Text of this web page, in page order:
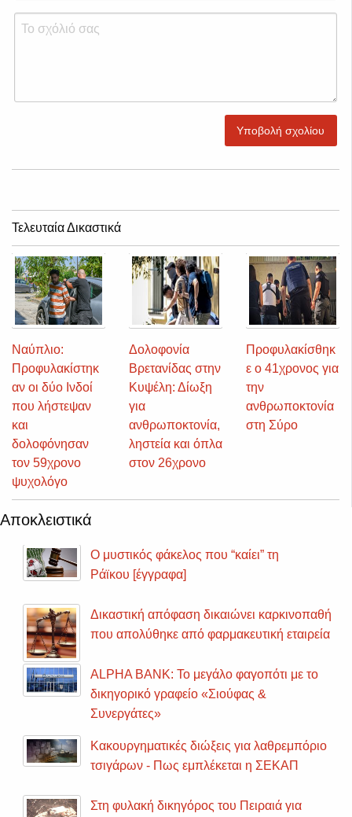
Υποβολή σχολίου
Τελευταία Δικαστικά
Ναύπλιο:
Προφυλακίστηκ
αν οι δύο Ινδοί
που λήστεψαν
και
δολοφόνησαν
τον 59χρονο
ψυχολόγο
Δολοφονία
Βρετανίδας στην
Κυψέλη: Δίωξη
για
ανθρωποκτονία,
ληστεία και όπλα
στον 26χρονο
Προφυλακίσθηκ
ε ο 41χρονος για
την
ανθρωποκτονία
στη Σύρο
Αποκλειστικά
Ο μυστικός φάκελος που “καίει” τη
Ράϊκου [έγγραφα]
Δικαστική απόφαση δικαιώνει καρκινοπαθή
που απολύθηκε από φαρμακευτική εταιρεία
ALPHA BANK: Το μεγάλο φαγοπότι με το
δικηγορικό γραφείο «Σιούφας &
Συνεργάτες»
Κακουργηματικές διώξεις για λαθρεμπόριο
τσιγάρων - Πως εμπλέκεται η ΣΕΚΑΠ
Στη φυλακή δικηγόρος του Πειραιά για